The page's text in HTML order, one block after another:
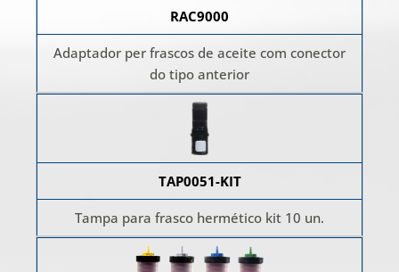
RAC9000
Adaptador per frascos de aceite com conector
do tipo anterior
TAP0051-KIT
Tampa para frasco hermético kit 10 un.